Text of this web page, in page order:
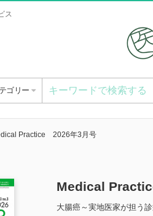
ス
ゴリー
Practice 2026年3月号
Medical
大腸癌～実地医家が担う